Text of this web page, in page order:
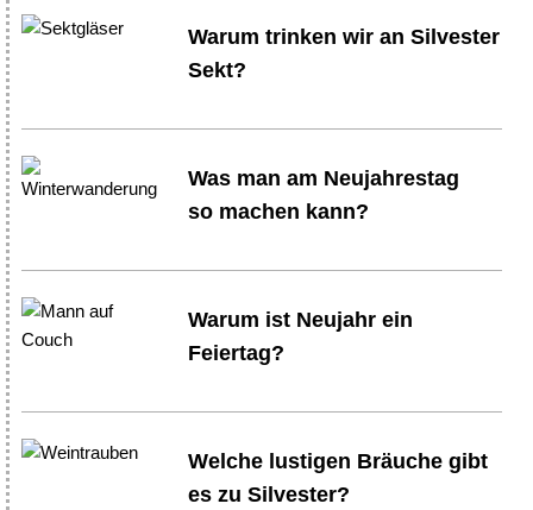
Warum trinken wir an Silvester
Sekt?
Was man am Neujahrestag
so machen kann?
Warum ist Neujahr ein
Feiertag?
Welche lustigen Bräuche gibt
es zu Silvester?